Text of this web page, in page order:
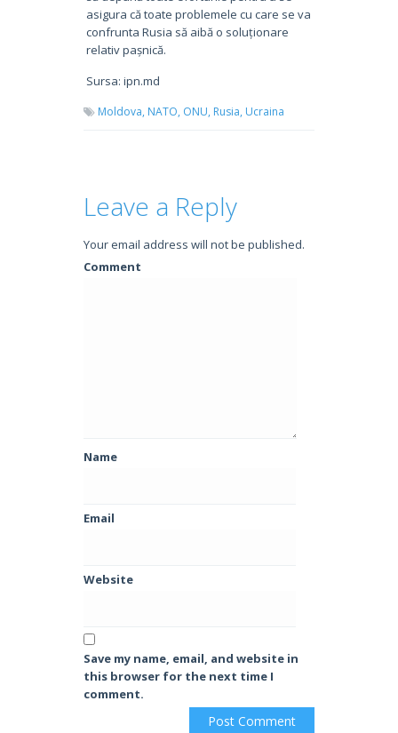
asigura că toate problemele cu care se va
confrunta Rusia să aibă o soluționare
relativ pașnică.
Sursa: ipn.md
Moldova, NATO, ONU, Rusia, Ucraina
Leave a Reply
Your email address will not be published.
Comment
Name
Email
Website
Save my name, email, and website in
this browser for the next time I
comment.